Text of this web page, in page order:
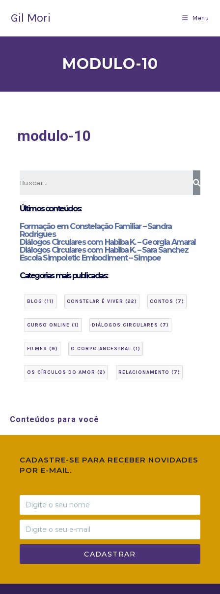
Gil Mori Menu
MODULO-10
modulo-10
Últimos conteúdos:
Formação em Constelação Familiar – Sandra
Rodrigues
Diálogos Circulares com Habiba K. – Georgia Amaral
Diálogos Circulares com Habiba K. – Sara Sanchez
Escola Simpoietic Embodiment – Simpoe
Categorias mais publicadas:
BLOG (11) CONSTELAR É VIVER (22) CONTOS (7)
CURSO ONLINE (1) DIÁLOGOS CIRCULARES (7)
FILMES (9) O CORPO ANCESTRAL (1)
OS CÍRCULOS DO AMOR (2) RELACIONAMENTO (7)
Conteúdos para você
CADASTRE-SE PARA RECEBER NOVIDADES
POR E-MAIL.
CADASTRAR